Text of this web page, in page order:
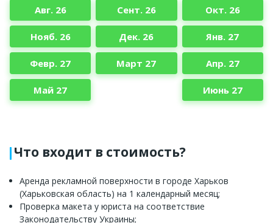
Авг. 26 Сент. 26 Окт. 26
Нояб. 26 Дек. 26 Янв. 27
Февр. 27 Март 27 Апр. 27
Май 27 Июнь 27
Что входит в стоимость?
Аренда рекламной поверхности в городе Харьков
(Харьковская область) на 1 календарный месяц;
Проверка макета у юриста на соответствие
Законодательству Украины;